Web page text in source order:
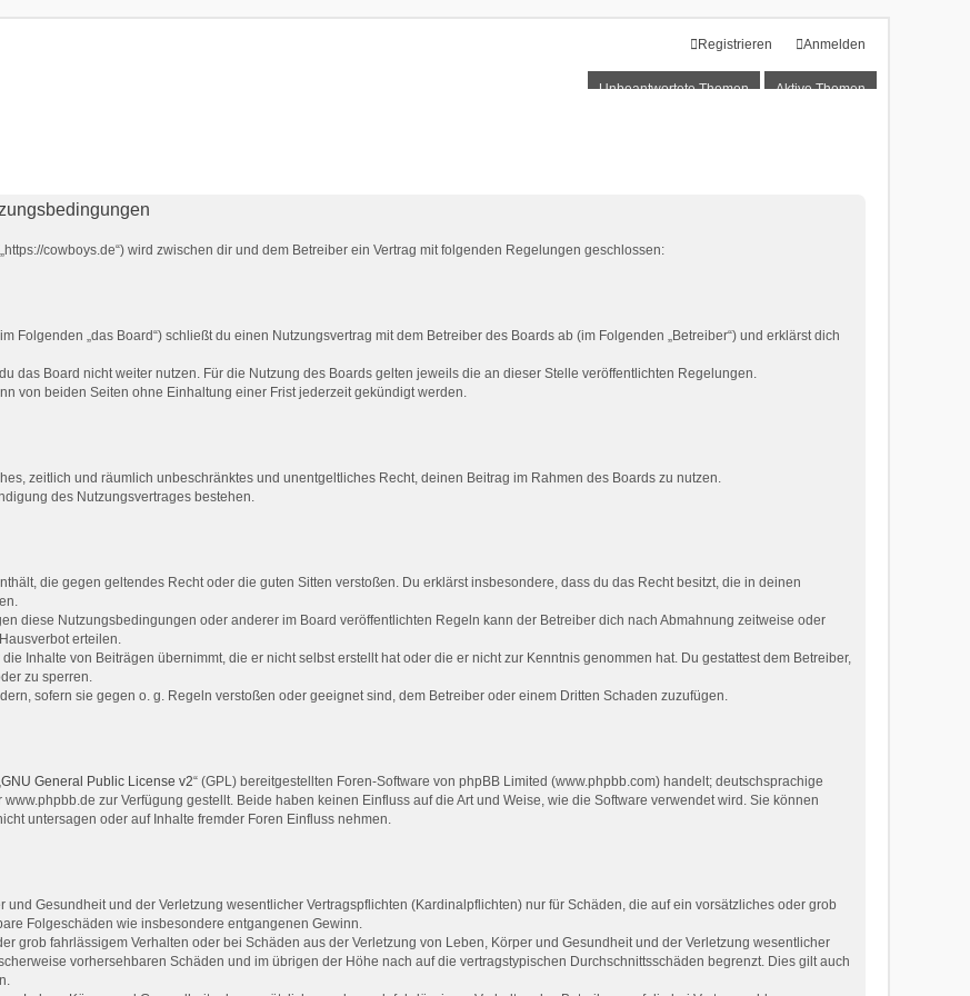
Anmelden
Registrieren
Unbeantwortete Themen Aktive Themen
cowboys.de“) wird zwischen dir und dem Betreiber ein Vertrag mit folgenden Regelungen geschlossen:
Folgenden „das Board“) schließt du einen Nutzungsvertrag mit dem Betreiber des Boards ab (im Folgenden „Betreiber“) und erklärst dich
das Board nicht weiter nutzen. Für die Nutzung des Boards gelten jeweils die an dieser Stelle veröffentlichten Regelungen.
von beiden Seiten ohne Einhaltung einer Frist jederzeit gekündigt werden.
zeitlich und räumlich unbeschränktes und unentgeltliches Recht, deinen Beitrag im Rahmen des Boards zu nutzen.
des Nutzungsvertrages bestehen.
die gegen geltendes Recht oder die guten Sitten verstoßen. Du erklärst insbesondere, dass du das Recht besitzt, die in deinen
diese Nutzungsbedingungen oder anderer im Board veröffentlichten Regeln kann der Betreiber dich nach Abmahnung zeitweise oder
erteilen.
Inhalte von Beiträgen übernimmt, die er nicht selbst erstellt hat oder die er nicht zur Kenntnis genommen hat. Du gestattest dem Betreiber,
zu sperren.
sofern sie gegen o. g. Regeln verstoßen oder geeignet sind, dem Betreiber oder einem Dritten Schaden zuzufügen.
GNU General Public License v2“ (GPL) bereitgestellten Foren-Software von phpBB Limited (www.phpbb.com) handelt; deutschsprachige
zur Verfügung gestellt. Beide haben keinen Einfluss auf die Art und Weise, wie die Software verwendet wird. Sie können
untersagen oder auf Inhalte fremder Foren Einfluss nehmen.
und Gesundheit und der Verletzung wesentlicher Vertragspflichten (Kardinalpflichten) nur für Schäden, die auf ein vorsätzliches oder grob
Folgeschäden wie insbesondere entgangenen Gewinn.
grob fahrlässigem Verhalten oder bei Schäden aus der Verletzung von Leben, Körper und Gesundheit und der Verletzung wesentlicher
vorhersehbaren Schäden und im übrigen der Höhe nach auf die vertragstypischen Durchschnittsschäden begrenzt. Dies gilt auch